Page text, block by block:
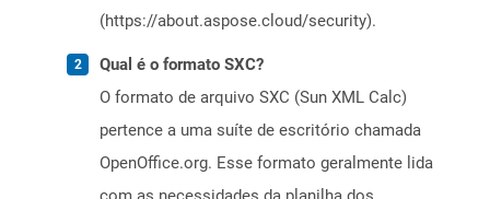
(https://about.aspose.cloud/security).
Qual é o formato SXC?
O formato de arquivo SXC (Sun XML Calc)
pertence a uma suíte de escritório chamada
OpenOffice.org. Esse formato geralmente lida